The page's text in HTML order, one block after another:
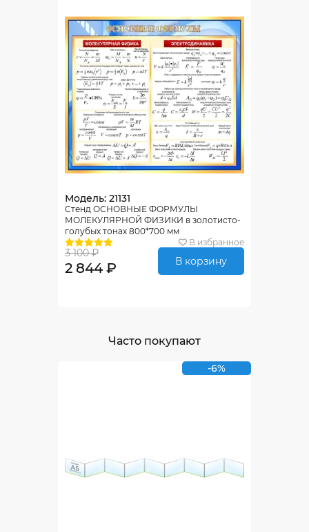
Модель: 21131
Стенд ОСНОВНЫЕ ФОРМУЛЫ
МОЛЕКУЛЯРНОЙ ФИЗИКИ в золотисто-
голубых тонах 800*700 мм
В избранное
3 100 ₽
2 844 ₽ В корзину
Часто покупают
-6%